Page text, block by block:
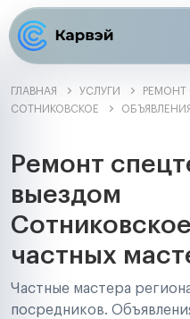
ГЛАВНАЯ УСЛУГИ
РЕМОНТ
СОТНИКОВСКОЕ
ОБЪЯВЛЕНИЯ
Ремонт
выездом
частных
Частные мастера
посредников.